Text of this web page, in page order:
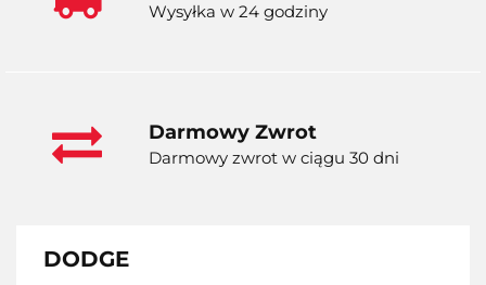
Wysyłka w 24 godziny
Darmowy Zwrot
Darmowy zwrot w ciągu 30 dni
DODGE